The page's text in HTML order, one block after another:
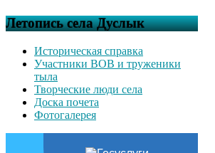
Летопись села Дуслык
Историческая справка
Участники ВОВ и труженики
тыла
Творческие люди села
Доска почета
Фотогалерея